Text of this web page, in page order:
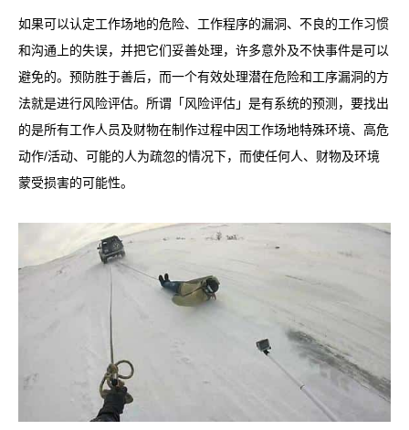
如果可以认定工作场地的危险、工作程序的漏洞、不良的工作习惯
和沟通上的失误， 并把它们妥善处理， 许多意外及不快事件是可以
避免的。预防胜于善后， 而一个有效处理潜在危险和工序漏洞的方
法就是进行风险评估。所谓「风险评估」是有系统的预测， 要找出
的是所有工作人员及财物在制作过程中因工作场地特殊环境、高危
动作/活动、可能的人为疏忽的情况下， 而使任何人、财物及环境
蒙受损害的可能性。